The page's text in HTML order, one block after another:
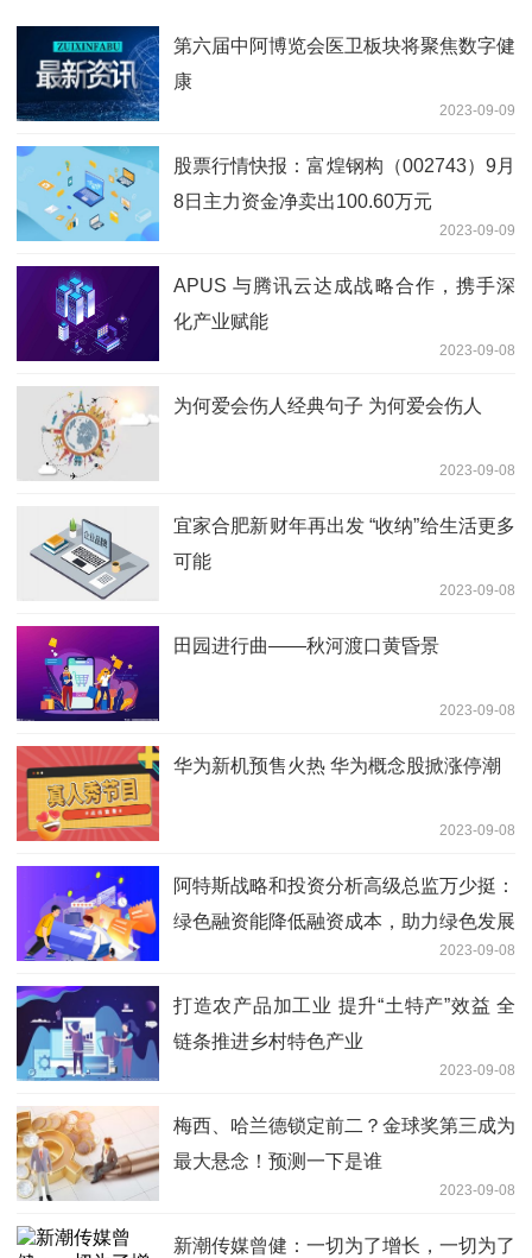
第六届中阿博览会医卫板块将聚焦数字健
康
2023-09-09
股票行情快报：富煌钢构（002743）9月
8日主力资金净卖出100.60万元
2023-09-09
APUS 与腾讯云达成战略合作，携手深
化产业赋能
2023-09-08
为何爱会伤人经典句子 为何爱会伤人
2023-09-08
宜家合肥新财年再出发 “收纳”给生活更多
可能
2023-09-08
田园进行曲——秋河渡口黄昏景
2023-09-08
华为新机预售火热 华为概念股掀涨停潮
2023-09-08
阿特斯战略和投资分析高级总监万少挺：
绿色融资能降低融资成本，助力绿色发展
2023-09-08
打造农产品加工业 提升“土特产”效益 全
链条推进乡村特色产业
2023-09-08
梅西、哈兰德锁定前二？金球奖第三成为
最大悬念！预测一下是谁
2023-09-08
新潮传媒曾健：一切为了增长，一切为了